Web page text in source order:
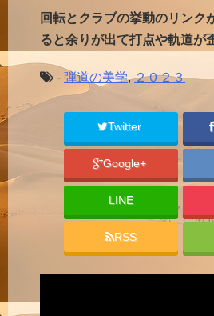
回転とクラブの挙動のリンク
ると余りが出て打点や軌道が
- 弾道の美学,２０２３
Twitter
Google+
LINE
RSS